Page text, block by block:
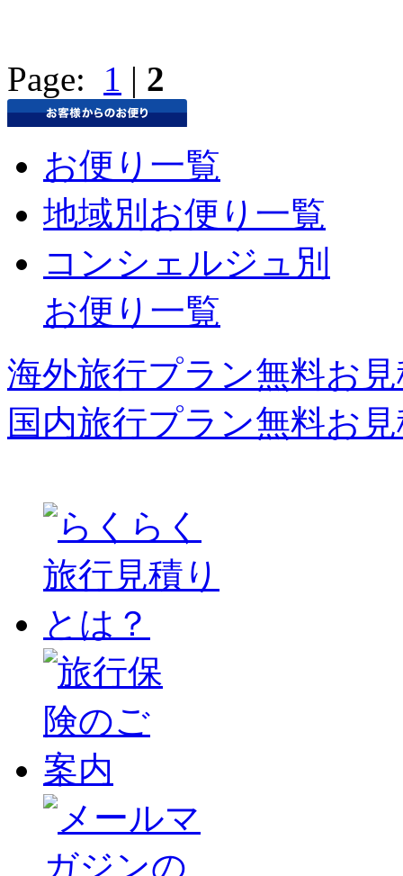
Page: 1 | 2
お便り一覧
地域別お便り一覧
コンシェルジュ別
お便り一覧
海外旅行プラン無料お
国内旅行プラン無料お